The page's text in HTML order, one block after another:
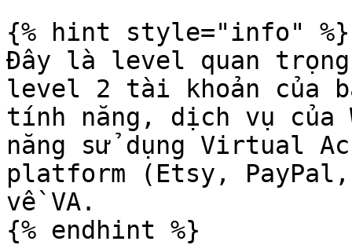
{% hint style="info" %}
Đây là level quan
level 2 tài khoản của
tính năng, dịch vụ của
năng sử dụng Virtual
platform (Etsy,
về VA.
{% endhint %}